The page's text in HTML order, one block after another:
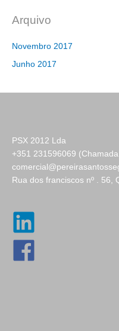
Arquivo
Novembro 2017
Junho 2017
PSX 2012 Lda
+351 231596069
Rua dos franciscos nº . 56,